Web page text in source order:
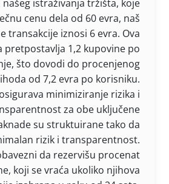
našeg istraživanja tržišta, koje
cenu dela od 60 evra, naš
transakcije iznosi 6 evra. Ova
pretpostavlja 1,2 kupovine po
što dovodi do procenjenog
od 7,2 evra po korisniku.
minimiziranje rizika i
za obe uključene
su struktuirane tako da
rizik i transparentnost.
da rezervišu procenat
koji se vraća ukoliko njihova